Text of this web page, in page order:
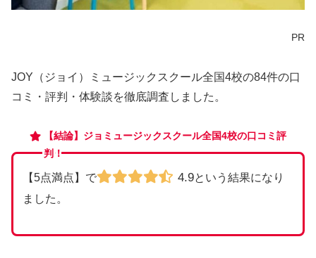
PR
JOY（ジョイ）ミュージックスクール全国4校の84件の口
コミ・評判・体験談を徹底調査しました。
【結論】ジョミュージックスクール全国4校の口コミ評
判！
【5点満点】で 4.9という結果になり
ました。